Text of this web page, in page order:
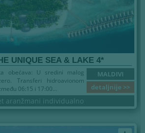
UNIQUE SEA & LAKE 4*
MALDIVI
detaljnije >>
obećava: U sredini malog
Transferi hidroavionom
06:15 i 17:00...
aranžmani individualno